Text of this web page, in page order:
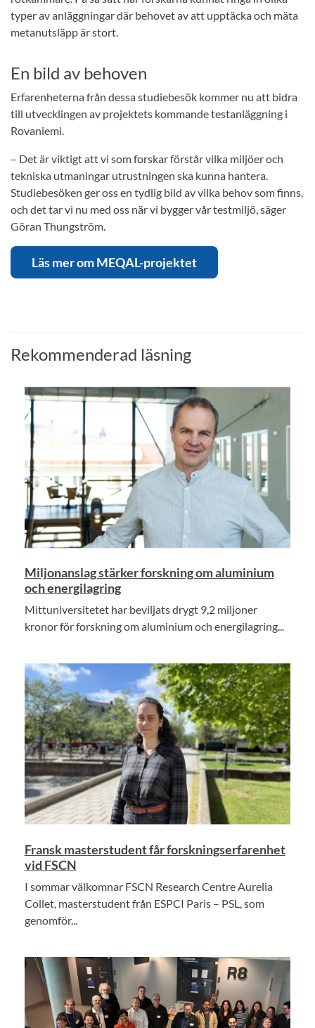
typer av anläggningar där behovet av att upptäcka och mäta
metanutsläpp är stort.
En bild av behoven
Erfarenheterna från dessa studiebesök kommer nu att bidra
till utvecklingen av projektets kommande testanläggning i
Rovaniemi.
– Det är viktigt att vi som forskar förstår vilka miljöer och
tekniska utmaningar utrustningen ska kunna hantera.
Studiebesöken ger oss en tydlig bild av vilka behov som finns,
och det tar vi nu med oss när vi bygger vår testmiljö, säger
Göran Thungström.
Läs mer om MEQAL-projektet
Rekommenderad läsning
Miljonanslag stärker forskning om aluminium
och energilagring
Mittuniversitetet har beviljats drygt 9,2 miljoner
kronor för forskning om aluminium och energilagring...
Fransk masterstudent får forskningserfarenhet
vid FSCN
I sommar välkomnar FSCN Research Centre Aurelia
Collet, masterstudent från ESPCI Paris – PSL, som
genomför...